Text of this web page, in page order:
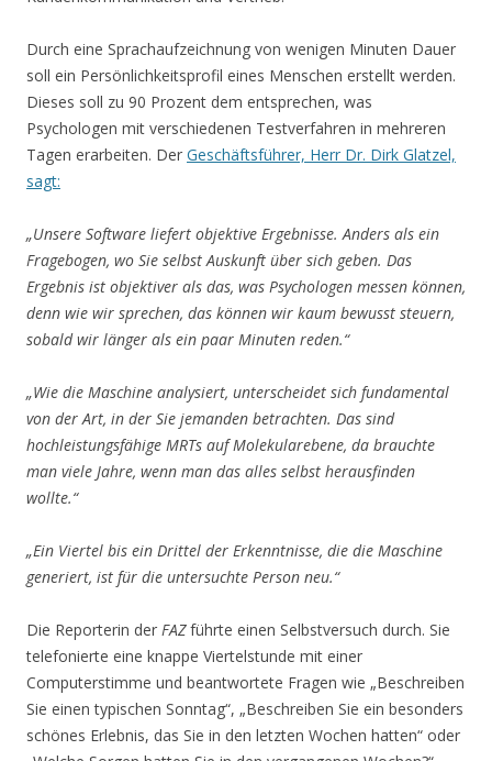
Durch eine Sprachaufzeichnung von wenigen Minuten Dauer
soll ein Persönlichkeitsprofil eines Menschen erstellt werden.
Dieses soll zu 90 Prozent dem entsprechen, was
Psychologen mit verschiedenen Testverfahren in mehreren
Tagen erarbeiten. Der Geschäftsführer, Herr Dr. Dirk Glatzel,
sagt:
„Unsere Software liefert objektive Ergebnisse. Anders als ein
Fragebogen, wo Sie selbst Auskunft über sich geben. Das
Ergebnis ist objektiver als das, was Psychologen messen können,
denn wie wir sprechen, das können wir kaum bewusst steuern,
sobald wir länger als ein paar Minuten reden.“
„Wie die Maschine analysiert, unterscheidet sich fundamental
von der Art, in der Sie jemanden betrachten. Das sind
hochleistungsfähige MRTs auf Molekularebene, da brauchte
man viele Jahre, wenn man das alles selbst herausfinden
wollte.“
„Ein Viertel bis ein Drittel der Erkenntnisse, die die Maschine
generiert, ist für die untersuchte Person neu.“
Die Reporterin der FAZführte einen Selbstversuch durch. Sie
telefonierte eine knappe Viertelstunde mit einer
Computerstimme und beantwortete Fragen wie „Beschreiben
Sie einen typischen Sonntag“, „Beschreiben Sie ein besonders
schönes Erlebnis, das Sie in den letzten Wochen hatten“ oder